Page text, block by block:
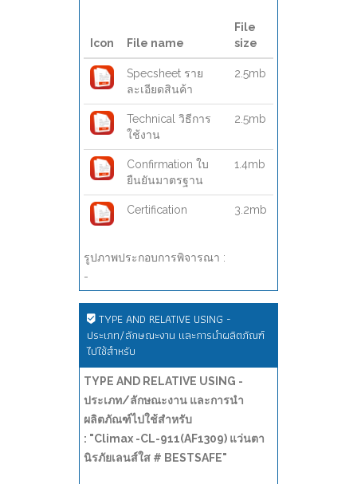
Icon File name
File
size
Specsheet ราย
ละเอียดสินค้า
2.5mb
Technical วิธีการ
ใช้งาน
2.5mb
Confirmation ใบ
ยืนยันมาตรฐาน
1.4mb
Certification 3.2mb
รูปภาพประกอบการพิจารณา :
-
TYPE AND RELATIVE USING -
ประเภท/ลักษณะงาน และการนำผลิตภัณฑ์
ไปใช้สำหรับ
TYPE AND RELATIVE USING -
ประเภท/ลักษณะงาน และการนำ
ผลิตภัณฑ์ไปใช้สำหรับ
: "Climax -CL-911(AF1309) แว่นตา
นิรภัยเลนส์ใส # BESTSAFE"